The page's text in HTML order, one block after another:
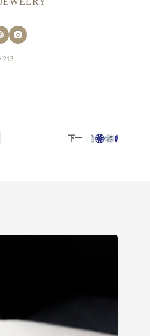
213
下一